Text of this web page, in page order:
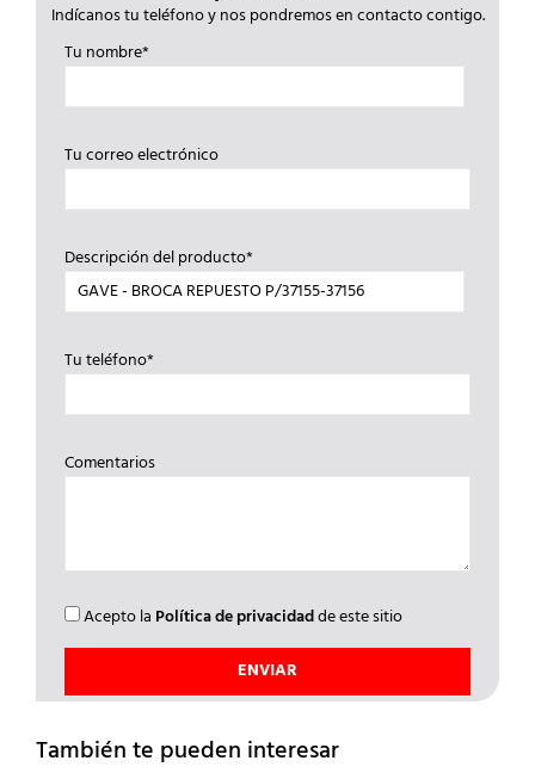
Indícanos tu teléfono y nos pondremos en contacto contigo.
Tu nombre*
Tu correo electrónico
Descripción del producto*
Tu teléfono*
Comentarios
Acepto la Política de privacidadde este sitio
También te pueden interesar